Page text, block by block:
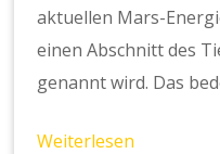
aktuellen Mars-
einen Abschnitt des
genannt wird. Das
Weiterlesen